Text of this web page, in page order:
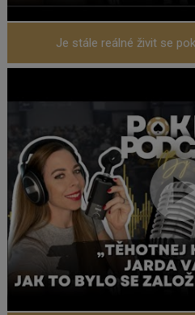
Je stále reálné živit se